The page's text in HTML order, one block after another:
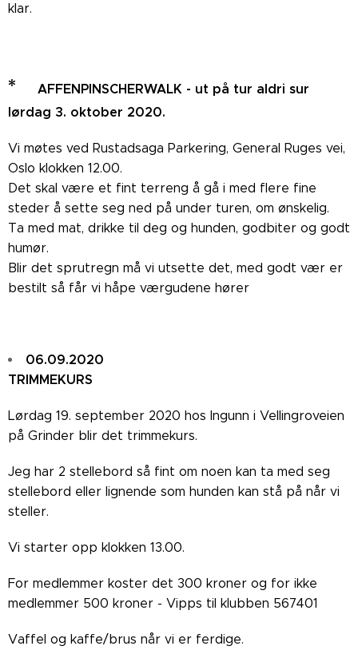
klar.
*
AFFENPINSCHERWALK - ut på tur aldri sur
lørdag 3. oktober 2020.
Vi møtes ved Rustadsaga Parkering, General Ruges vei,
Oslo klokken 12.00.
Det skal være et fint terreng å gå i med flere fine
steder å sette seg ned på under turen, om ønskelig.
Ta med mat, drikke til deg og hunden, godbiter og godt
humør.
Blir det sprutregn må vi utsette det, med godt vær er
bestilt så får vi håpe værgudene hører
06.09.2020
TRIMMEKURS
Lørdag 19. september 2020 hos Ingunn i Vellingroveien
på Grinder blir det trimmekurs.
Jeg har 2 stellebord så fint om noen kan ta med seg
stellebord eller lignende som hunden kan stå på når vi
steller.
Vi starter opp klokken 13.00.
For medlemmer koster det 300 kroner og for ikke
medlemmer 500 kroner - Vipps til klubben 567401
Vaffel og kaffe/brus når vi er ferdige.